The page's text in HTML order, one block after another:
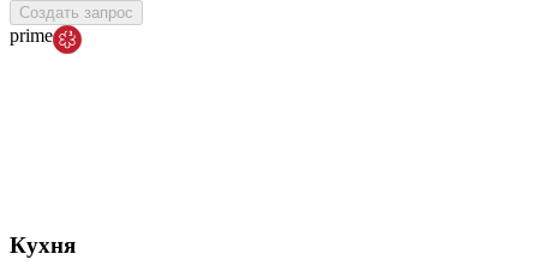
Создать запрос
prime
Кухня